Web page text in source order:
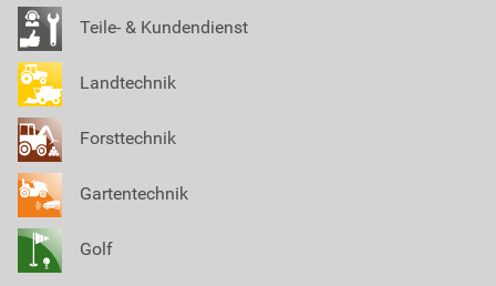
Teile- & Kundendienst
Landtechnik
Forsttechnik
Gartentechnik
Golf